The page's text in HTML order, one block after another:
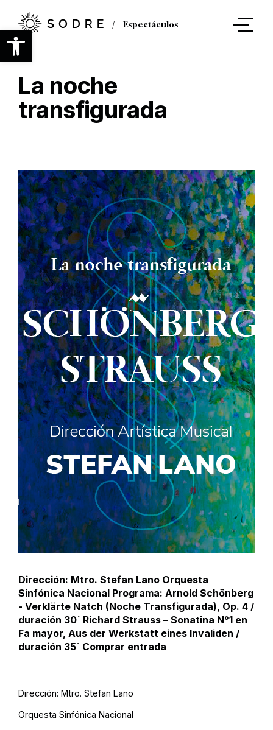
Abrir barra de herramientas
contenido
principal
Espectáculos
La noche
transfigurada
Dirección: Mtro. Stefan Lano Orquesta
Sinfónica Nacional Programa: Arnold Schönberg
- Verklärte Natch (Noche Transfigurada), Op. 4 /
duración 30´ Richard Strauss – Sonatina N°1 en
Fa mayor, Aus der Werkstatt eines Invaliden /
duración 35´ Comprar entrada
Dirección: Mtro. Stefan Lano
Orquesta Sinfónica Nacional